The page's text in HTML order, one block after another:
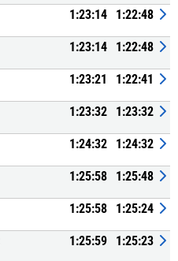
1:23:14 1:22:48
1:23:14 1:22:48
1:23:21 1:22:41
1:23:32 1:23:32
1:24:32 1:24:32
1:25:58 1:25:48
1:25:58 1:25:24
1:25:59 1:25:23